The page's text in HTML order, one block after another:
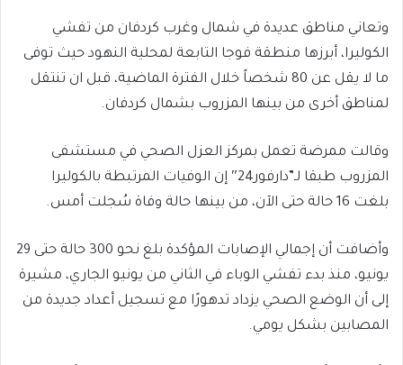
وتعاني مناطق عديدة في شمال وغرب كردفان من تفشي
الكوليرا، أبرزها منطقة فوجا التابعة لمحلية النهود حيث توفى
ما لا يقل عن 80 شخصاً خلال الفترة الماضية، قبل ان تنتقل
لمناطق أخرى من بينها المزروب بشمال كردفان.
وقالت ممرضة تعمل بمركز العزل الصحي في مستشفى
المزروب طبقا لـ”دارفور24″ إن الوفيات المرتبطة بالكوليرا
بلغت 16 حالة حتى الآن، من بينها حالة وفاة سُجلت أمس.
وأضافت أن إجمالي الإصابات المؤكدة بلغ نحو 300 حالة حتى 29
يونيو، منذ بدء تفشي الوباء في الثاني من يونيو الجاري، مشيرة
إلى أن الوضع الصحي يزداد تدهورًا مع تسجيل أعداد جديدة من
المصابين بشكل يومي.